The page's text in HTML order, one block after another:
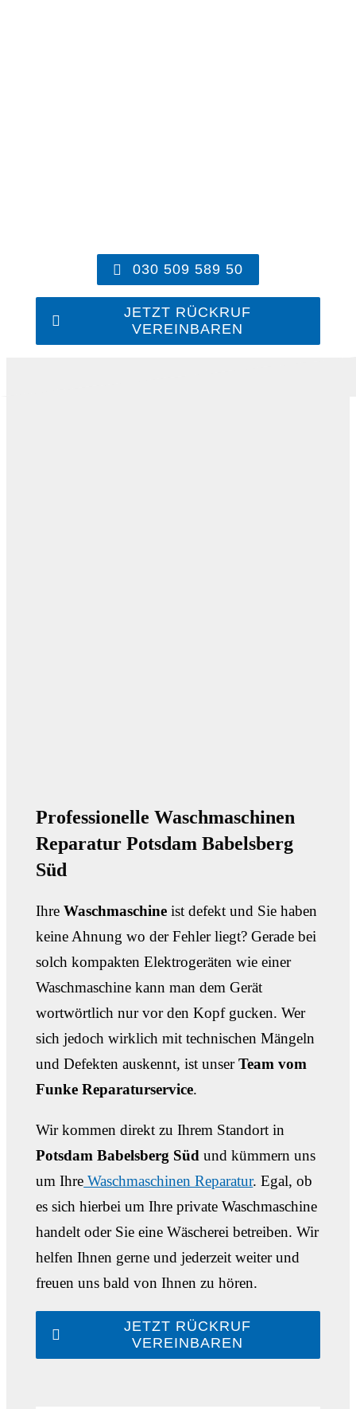
030 509 589 50
JETZT RÜCKRUF
VEREINBAREN
Professionelle Waschmaschinen
Reparatur Potsdam Babelsberg
Süd
IhreWaschmaschine ist defekt und Sie haben
keine Ahnung wo der Fehler liegt? Gerade bei
solch kompakten Elektrogeräten wie einer
Waschmaschine kann man dem Gerät
wortwörtlich nur vor den Kopf gucken. Wer
sich jedoch wirklich mit technischen Mängeln
und Defekten auskennt, ist unserTeam vom
Funke Reparaturservice.
Wir kommen direkt zu Ihrem Standort in
Potsdam Babelsberg Süd und kümmern uns
um Ihre Waschmaschinen Reparatur. Egal, ob
es sich hierbei um Ihre private Waschmaschine
handelt oder Sie eine Wäscherei betreiben. Wir
helfen Ihnen gerne und jederzeit weiter und
freuen uns bald von Ihnen zu hören.
JETZT RÜCKRUF
VEREINBAREN